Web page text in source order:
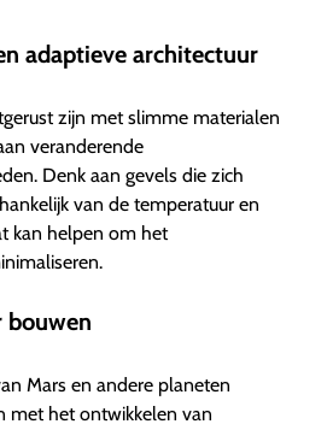
adaptieve architectuur
zijn met slimme materialen
veranderende
Denk aan gevels die zich
van de temperatuur en
kan helpen om het
bouwen
Mars en andere planeten
met het ontwikkelen van